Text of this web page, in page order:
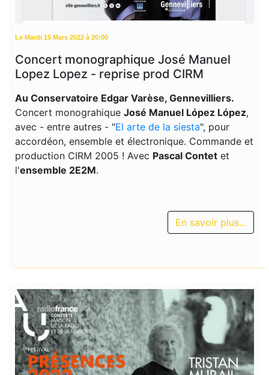
Le Mardi 15 Mars 2022 à 20:00
Concert monographique José Manuel
Lopez Lopez - reprise prod CIRM
Au Conservatoire Edgar Varèse, Gennevilliers.
Concert monograhique José Manuel López López,
avec - entre autres - "El arte de la siesta", pour
accordéon, ensemble et électronique. Commande et
production CIRM 2005 ! Avec Pascal Contet et
l'ensemble 2E2M.
En savoir plus...